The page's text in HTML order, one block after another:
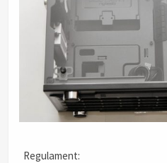
Regulament: